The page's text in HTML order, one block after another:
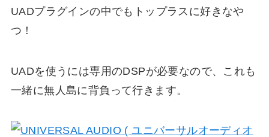
UADプラグインの中でもトップラスに好きなや
つ！
UADを使うには専用のDSPが必要なので、これも
一緒に無人島に背負って行きます。